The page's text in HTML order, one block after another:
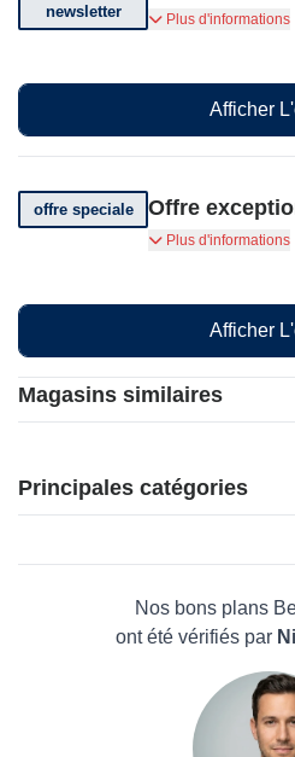
Magasins similaires
J2F Shop
Global YO
Principales catégories
Maison & Jardin
Boissons
Nos bons plans
ont été vérifiés par
newsletter
Profitez des
vous abonnant à
Plus d'informations
Afficher
offre speciale Offre
Rejoignez
l'empreinte
Plus d'informations
Afficher